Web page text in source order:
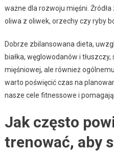
ważne dla rozwoju mięśni.
oliwa z oliwek, orzechy czy ryby
Dobrze zbilansowana dieta,
białka, węglowodanów i
mięśniowej, ale również
warto poświęcić czas na
nasze cele fitnessowe i
Jak często
trenować, aby